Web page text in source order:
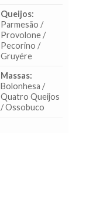
Queijos:
Parmesão /
Provolone /
Pecorino /
Gruyére
Massas:
Bolonhesa /
Quatro Queijos
/ Ossobuco